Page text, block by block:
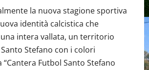
la nuova stagione sportiva
identità calcistica che
intera vallata, un territorio
Stefano con i colori
Futbol Santo Stefano